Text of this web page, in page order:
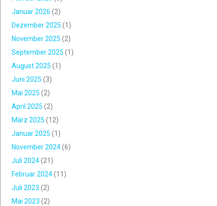
Januar 2026 (2)
Dezember 2025 (1)
November 2025 (2)
September 2025 (1)
August 2025 (1)
Juni 2025 (3)
Mai 2025 (2)
April 2025 (2)
März 2025 (12)
Januar 2025 (1)
November 2024(6)
Juli 2024(21)
Februar 2024(11)
Juli 2023 (2)
Mai 2023 (2)